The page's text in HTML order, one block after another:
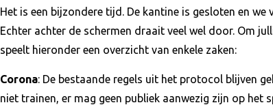
Het is een bijzondere tijd. De kantine is gesloten en we
Echter achter de schermen draait veel wel door. Om
speelt hieronder een overzicht van enkele zaken:
Corona: De bestaande regels uit het protocol blijven
niet trainen, er mag geen publiek aanwezig zijn op het